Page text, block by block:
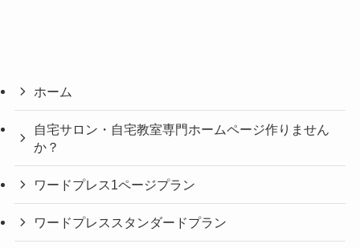
ホーム
自宅サロン・自宅教室専門ホームページ作りません
か？
ワードプレス1ページプラン
ワードプレススタンダードプラン